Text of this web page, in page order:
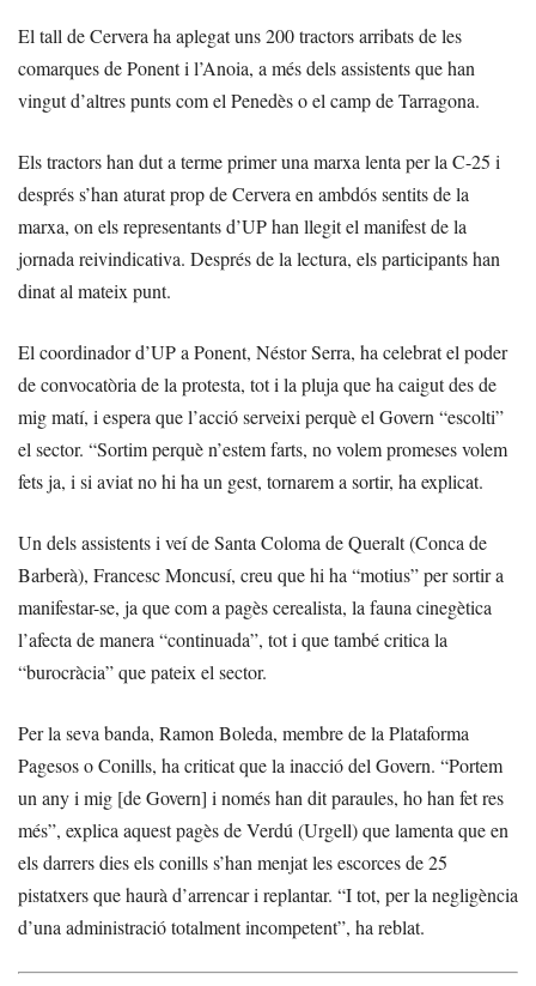
El tall de Cervera ha aplegat uns 200 tractors arribats de les
comarques de Ponent i l’Anoia, a més dels assistents que han
vingut d’altres punts com el Penedès o el camp de Tarragona.
Els tractors han dut a terme primer una marxa lenta per la C-25 i
després s’han aturat prop de Cervera en ambdós sentits de la
marxa, on els representants d’UP han llegit el manifest de la
jornada reivindicativa. Després de la lectura, els participants han
dinat al mateix punt.
El coordinador d’UP a Ponent, Néstor Serra, ha celebrat el poder
de convocatòria de la protesta, tot i la pluja que ha caigut des de
mig matí, i espera que l’acció serveixi perquè el Govern “escolti”
el sector. “Sortim perquè n’estem farts, no volem promeses volem
fets ja, i si aviat no hi ha un gest, tornarem a sortir, ha explicat.
Un dels assistents i veí de Santa Coloma de Queralt (Conca de
Barberà), Francesc Moncusí, creu que hi ha “motius” per sortir a
manifestar-se, ja que com a pagès cerealista, la fauna cinegètica
l’afecta de manera “continuada”, tot i que també critica la
“burocràcia” que pateix el sector.
Per la seva banda, Ramon Boleda, membre de la Plataforma
Pagesos o Conills, ha criticat que la inacció del Govern. “Portem
un any i mig [de Govern] i només han dit paraules, ho han fet res
més”, explica aquest pagès de Verdú (Urgell) que lamenta que en
els darrers dies els conills s’han menjat les escorces de 25
pistatxers que haurà d’arrencar i replantar. “I tot, per la negligència
d’una administració totalment incompetent”, ha reblat.